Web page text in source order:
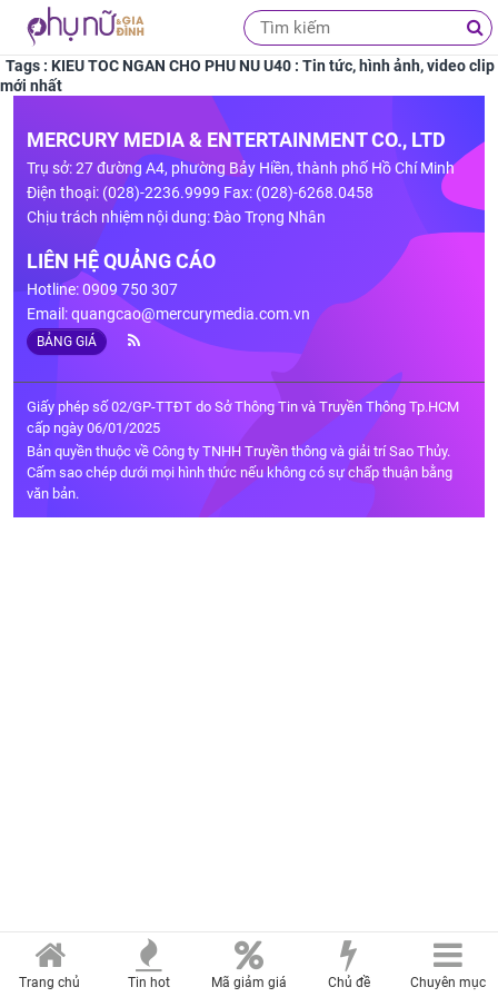
Tags : KIEU TOC NGAN CHO PHU NU U40 : Tin tức, hình ảnh, video clip
mới nhất
MERCURY MEDIA & ENTERTAINMENT CO., LTD
Trụ sở: 27 đường A4, phường Bảy Hiền, thành phố Hồ Chí Minh
Điện thoại: (028)-2236.9999 Fax: (028)-6268.0458
Chịu trách nhiệm nội dung: Đào Trọng Nhân
LIÊN HỆ QUẢNG CÁO
Hotline: 0909 750 307
Email:quangcao@mercurymedia.com.vn
BẢNG GIÁ
Giấy phép số 02/GP-TTĐT do Sở Thông Tin và Truyền Thông Tp.HCM
cấp ngày 06/01/2025
Bản quyền thuộc về Công ty TNHH Truyền thông và giải trí Sao Thủy.
Cấm sao chép dưới mọi hình thức nếu không có sự chấp thuận bằng
văn bản.
Trang chủ Tin hot Mã giảm giá Chủ đề Chuyên mục